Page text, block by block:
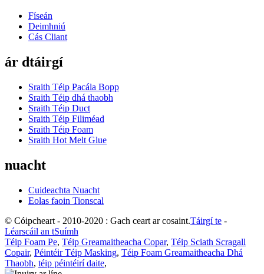
Físeán
Deimhniú
Cás Cliant
ár dtáirgí
Sraith Téip Pacála Bopp
Sraith Téip dhá thaobh
Sraith Téip Duct
Sraith Téip Filiméad
Sraith Téip Foam
Sraith Hot Melt Glue
nuacht
Cuideachta Nuacht
Eolas faoin Tionscal
© Cóipcheart - 2010-2020 : Gach ceart ar cosaint.Táirgí te -
Léarscáil an tSuímh
Téip Foam Pe, Téip Greamaitheacha Copar, Téip Sciath Scragall
Copair, Péintéir Téip Masking, Téip Foam Greamaitheacha Dhá
Thaobh, téip péintéirí daite,